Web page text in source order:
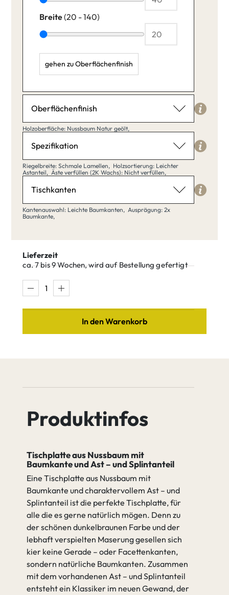
Breite(20 - 140)
gehen zu Oberflächenfinish
Oberflächenfinish
Holzoberfläche
Nussbaum Natur geölt
Natur geölt
klar matt
lackiert
Nussbaum
Nussbaum
Cognac
Nussbaum
Java
Umber
weiß
gehen zu Spezifikation
Holzoberfläche: Nussbaum Natur geölt,
Spezifikation
Riegelbreite
Schmale Lamellen
Lamellen
Holzsortierung
Leichter Astanteil
Äste verfüllen (2K Wachs)
Nicht verfüllen
Nicht
verfüllen
Äste verfüllen
(2K Wachs)
gehen zu Tischkanten
Riegelbreite: Schmale Lamellen, Holzsortierung: Leichter
Astanteil,Äste verfüllen (2K Wachs): Nicht verfüllen,
Tischkanten
Kantenauswahl
Leichte Baumkanten
Baumkanten
Kantenauswahl: Leichte Baumkanten,Ausprägung: 2x
Baumkante,
Lieferzeit
ca. 7 bis 9 Wochen, wird auf Bestellung gefertigt
In den Warenkorb
Produktinfos
Tischplatte aus Nussbaum mit
Baumkante und Ast – und Splintanteil
Eine Tischplatte aus Nussbaum mit
Baumkante und charaktervollem Ast – und
Splintanteil ist die perfekte Tischplatte, für
alle die es gerne natürlich mögen. Denn zu
der schönen dunkelbraunen Farbe und der
lebhaft verspielten Maserung gesellen sich
kier keine Gerade – oder Facettenkanten,
sondern natürliche Baumkanten. Zusammen
mit dem vorhandenen Ast – und Splintanteil
entsteht ein Klassiker im neuen Gewand, der